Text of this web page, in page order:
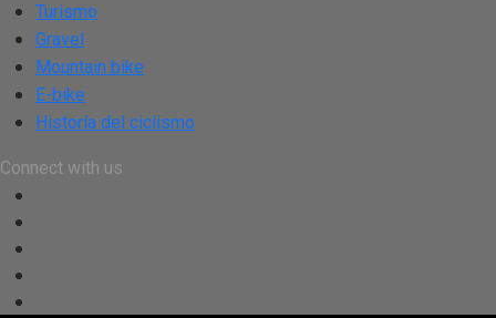
Turismo
Gravel
Mountain bike
E-bike
Historía del ciclismo
Connect with us